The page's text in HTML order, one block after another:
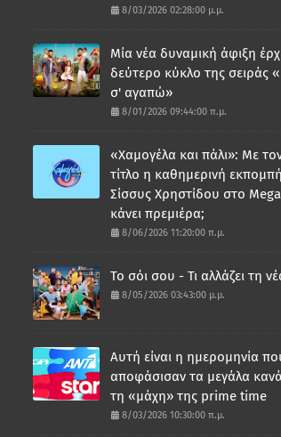
8/03/2026 02:28:00 μ.μ.
Μία νέα δυναμική άφιξη
δεύτερο κύκλο της σειράς
σ' αγαπώ»
8/01/2026 09:44:00 π.μ.
«Χαμογέλα και πάλι»: Με τον
τίτλο η καθημερινή
Σίσσυς Χρηστίδου στο
κάνει πρεμιέρα;
8/06/2026 11:20:00 π.μ.
Το σόι σου - Τι αλλάζει τη
8/05/2026 03:43:00 μ.μ.
Αυτή είναι η ημερομηνία
αποφάσισαν τα μεγάλα
τη «μάχη» της prime time
8/03/2026 10:30:00 π.μ.